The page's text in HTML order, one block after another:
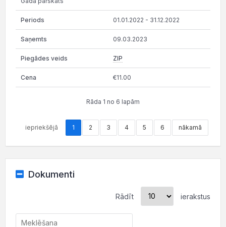
01.01.2022 - 31.12.2022
09.03.2023
ZIP
€11.00
Rāda 1 no 6 lapām
iepriekšējā 1 2 3 4 5 6 nākamā
Dokumenti
Rādīt ierakstus